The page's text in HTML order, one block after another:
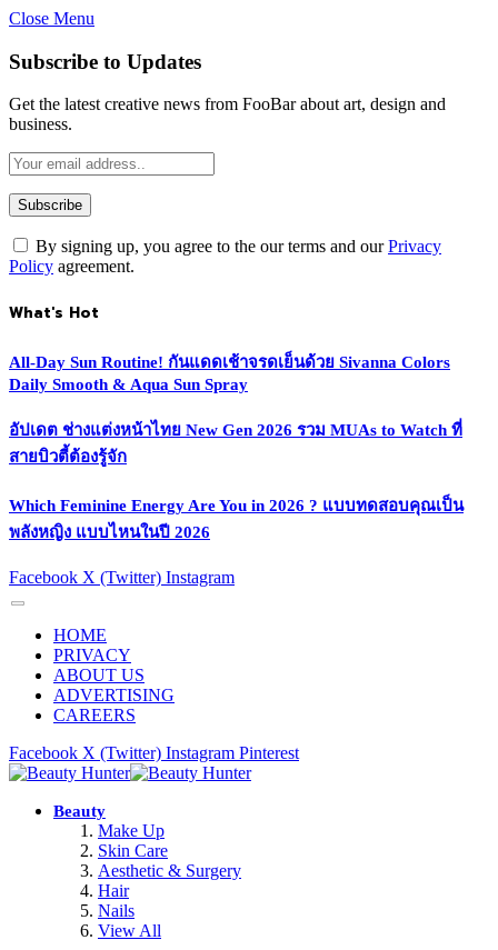
Close Menu
Subscribe to Updates
Get the latest creative news from FooBar about art, design and
business.
By signing up, you agree to the our terms and ourPrivacy
Policy agreement.
What's Hot
All-Day Sun Routine! กันแดดเช้าจรดเย็นด้วย Sivanna Colors
Daily Smooth & Aqua Sun Spray
อัปเดต ช่างแต่งหน้าไทย New Gen 2026 รวม MUAs to Watch ที่
สายบิวตี้ต้องรู้จัก
Which Feminine Energy Are You in 2026 ? แบบทดสอบคุณเป็น
พลังหญิง แบบไหนในปี 2026
Facebook X (Twitter) Instagram
HOME
PRIVACY
ABOUT US
ADVERTISING
CAREERS
Facebook X (Twitter) Instagram Pinterest
Beauty
Make Up
Skin Care
Aesthetic & Surgery
Hair
Nails
View All